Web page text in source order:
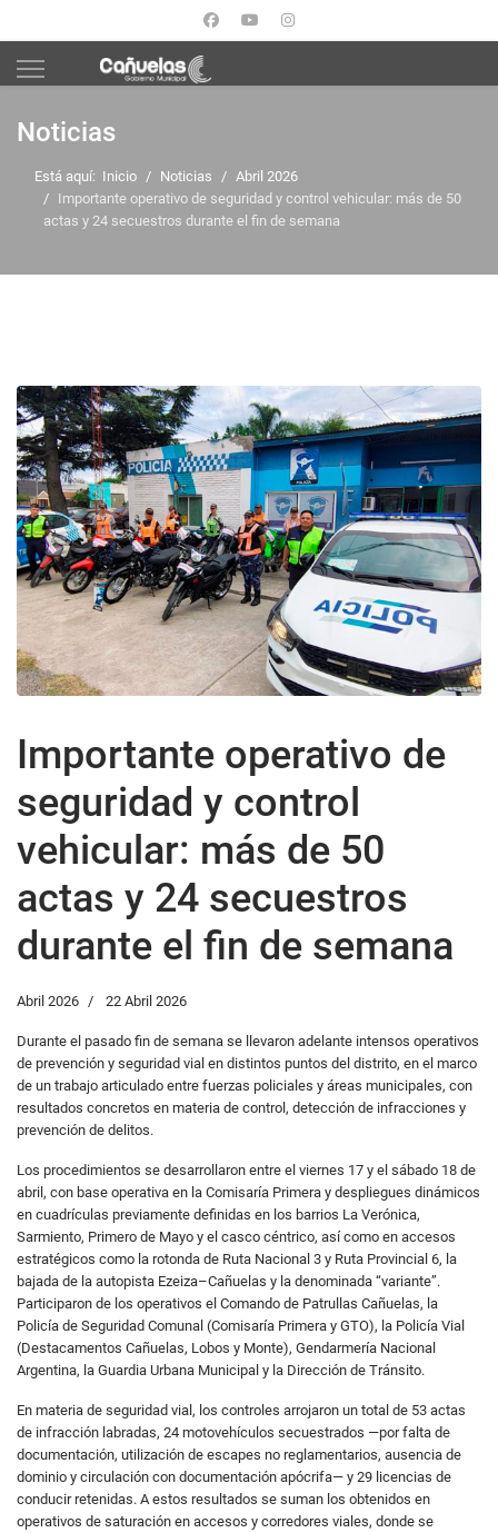
Noticias
Está aquí: Inicio Noticias
Abril 2026
Importante operativo de seguridad y control vehicular: más de 50
actas y 24 secuestros durante el fin de semana
Importante operativo de
seguridad y control
vehicular: más de 50
actas y 24 secuestros
durante el fin de semana
Abril 2026 22 Abril 2026
Durante el pasado fin de semana se llevaron adelante intensos operativos
de prevención y seguridad vial en distintos puntos del distrito, en el marco
de un trabajo articulado entre fuerzas policiales y áreas municipales, con
resultados concretos en materia de control, detección de infracciones y
prevención de delitos.
Los procedimientos se desarrollaron entre el viernes 17 y el sábado 18 de
abril, con base operativa en la Comisaría Primera y despliegues dinámicos
en cuadrículas previamente definidas en los barrios La Verónica,
Sarmiento, Primero de Mayo y el casco céntrico, así como en accesos
estratégicos como la rotonda de Ruta Nacional 3 y Ruta Provincial 6, la
bajada de la autopista Ezeiza–Cañuelas y la denominada “variante”.
Participaron de los operativos el Comando de Patrullas Cañuelas, la
Policía de Seguridad Comunal (Comisaría Primera y GTO), la Policía Vial
(Destacamentos Cañuelas, Lobos y Monte), Gendarmería Nacional
Argentina, la Guardia Urbana Municipal y la Dirección de Tránsito.
En materia de seguridad vial, los controles arrojaron un total de 53 actas
de infracción labradas, 24 motovehículos secuestrados —por falta de
documentación, utilización de escapes no reglamentarios, ausencia de
dominio y circulación con documentación apócrifa— y 29 licencias de
conducir retenidas. A estos resultados se suman los obtenidos en
operativos de saturación en accesos y corredores viales, donde se